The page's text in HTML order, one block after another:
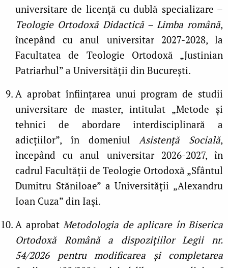
universitare de licență cu dublă specializare –
Teologie Ortodoxă Didactică – Limba română,
începând cu anul universitar 2027-2028, la
Facultatea de Teologie Ortodoxă „Justinian
Patriarhul” a Universității din București.
A aprobat înființarea unui program de studii
universitare de master, intitulat „Metode și
tehnici de abordare interdisciplinară a
adicțiilor”, în domeniulAsistență Socială,
începând cu anul universitar 2026-2027, în
cadrul Facultății de Teologie Ortodoxă „Sfântul
Dumitru Stăniloae” a Universității „Alexandru
Ioan Cuza” din Iași.
A aprobat Metodologia de aplicare în Biserica
Ortodoxă Română a dispozițiilor Legii nr.
54/2026 pentru modificarea și completarea